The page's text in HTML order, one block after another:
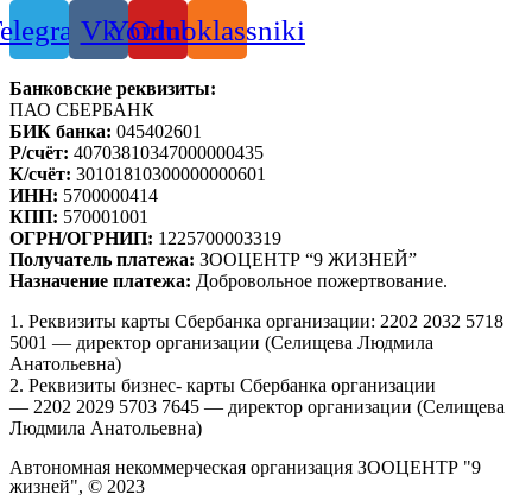
VkYoutube
Odnoklassniki
Банковские реквизиты:
ПАО СБЕРБАНК
БИК банка: 045402601
Р/счёт: 40703810347000000435
К/счёт: 30101810300000000601
ИНН: 5700000414
КПП: 570001001
ОГРН/ОГРНИП: 1225700003319
Получатель платежа: ЗООЦЕНТР “9 ЖИЗНЕЙ”
Назначение платежа: Добровольное пожертвование.
1. Реквизиты карты Сбербанка организации: 2202 2032 5718
5001 — директор организации (Селищева Людмила
Анатольевна)
2. Реквизиты бизнес- карты Сбербанка организации
— 2202 2029 5703 7645 — директор организации (Селищева
Людмила Анатольевна)
Автономная некоммерческая организация ЗООЦЕНТР "9
жизней", © 2023